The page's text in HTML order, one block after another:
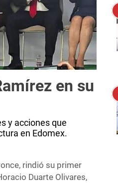
en su
y acciones que
en Edomex.
rindió su primer
Duarte Olivares,